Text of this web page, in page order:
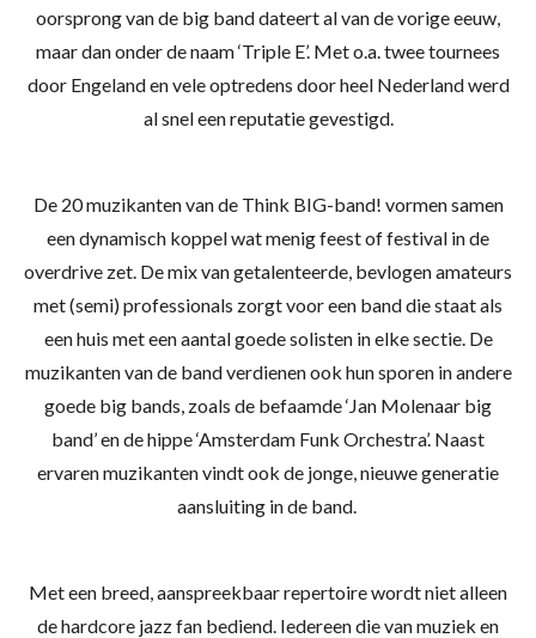
oorsprong van de big band dateert al van de vorige eeuw,
maar dan onder de naam ‘Triple E’. Met o.a. twee tournees
door Engeland en vele optredens door heel Nederland werd
al snel een reputatie gevestigd.
De 20 muzikanten van de Think BIG-band! vormen samen
een dynamisch koppel wat menig feest of festival in de
overdrive zet. De mix van getalenteerde, bevlogen amateurs
met (semi) professionals zorgt voor een band die staat als
een huis met een aantal goede solisten in elke sectie. De
muzikanten van de band verdienen ook hun sporen in andere
goede big bands, zoals de befaamde ‘Jan Molenaar big
band’ en de hippe ‘Amsterdam Funk Orchestra’. Naast
ervaren muzikanten vindt ook de jonge, nieuwe generatie
aansluiting in de band.
Met een breed, aanspreekbaar repertoire wordt niet alleen
de hardcore jazz fan bediend. Iedereen die van muziek en